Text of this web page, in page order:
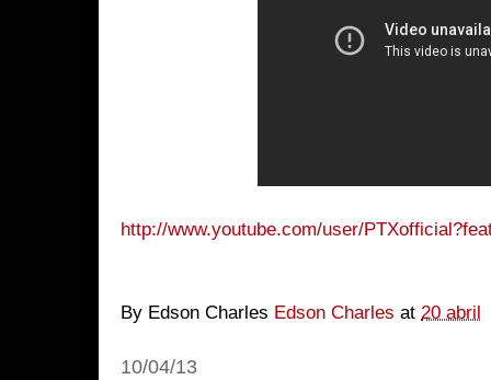
http://www.youtube.com/user/
By Edson Charles Edson Charles at 20 abril
10/04/13